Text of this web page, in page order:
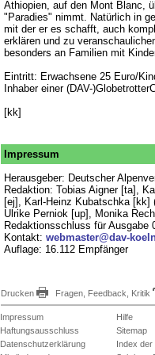
Äthiopien, auf den Mont Blanc,
"Paradies" nimmt. Natürlich in
mit der er es schafft, auch
erklären und zu
besonders an Familien mit
Eintritt: Erwachsene 25 Euro/
Inhaber einer (DAV-
[kk]
Impressum
Herausgeber: Deutscher
Redaktion: Tobias Aigner [ta],
[ej], Karl-Heinz Kubatschka
Ulrike Perniok [up], Monika
Redaktionsschluss für Ausgabe
Kontakt: webmaster@dav-
Auflage: 16.112 Empfänger
Drucken Fragen, Feedback, Kritik
Impressum
Haftungsausschluss
Datenschutzerklärung
Hilfe
Sitemap
Index der